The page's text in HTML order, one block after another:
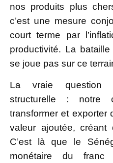
nos produits plus
c’est une mesure
court terme par
productivité. La
se joue pas sur ce
La vraie question
structurelle : notre
transformer et exporter
valeur ajoutée, créant
C’est là que le
monétaire du